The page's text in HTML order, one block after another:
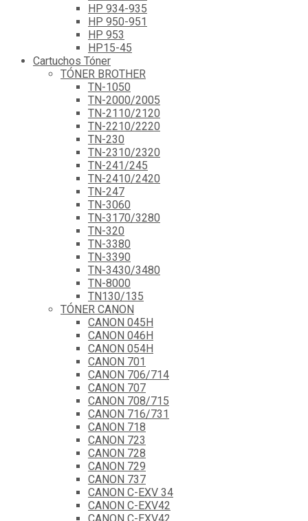
HP 934-935
HP 950-951
HP 953
HP15-45
Cartuchos Tóner
TÓNER BROTHER
TN-1050
TN-2000/2005
TN-2110/2120
TN-2210/2220
TN-230
TN-2310/2320
TN-241/245
TN-2410/2420
TN-247
TN-3060
TN-3170/3280
TN-320
TN-3380
TN-3390
TN-3430/3480
TN-8000
TN130/135
TÓNER CANON
CANON 045H
CANON 046H
CANON 054H
CANON 701
CANON 706/714
CANON 707
CANON 708/715
CANON 716/731
CANON 718
CANON 723
CANON 728
CANON 729
CANON 737
CANON C-EXV 34
CANON C-EXV42